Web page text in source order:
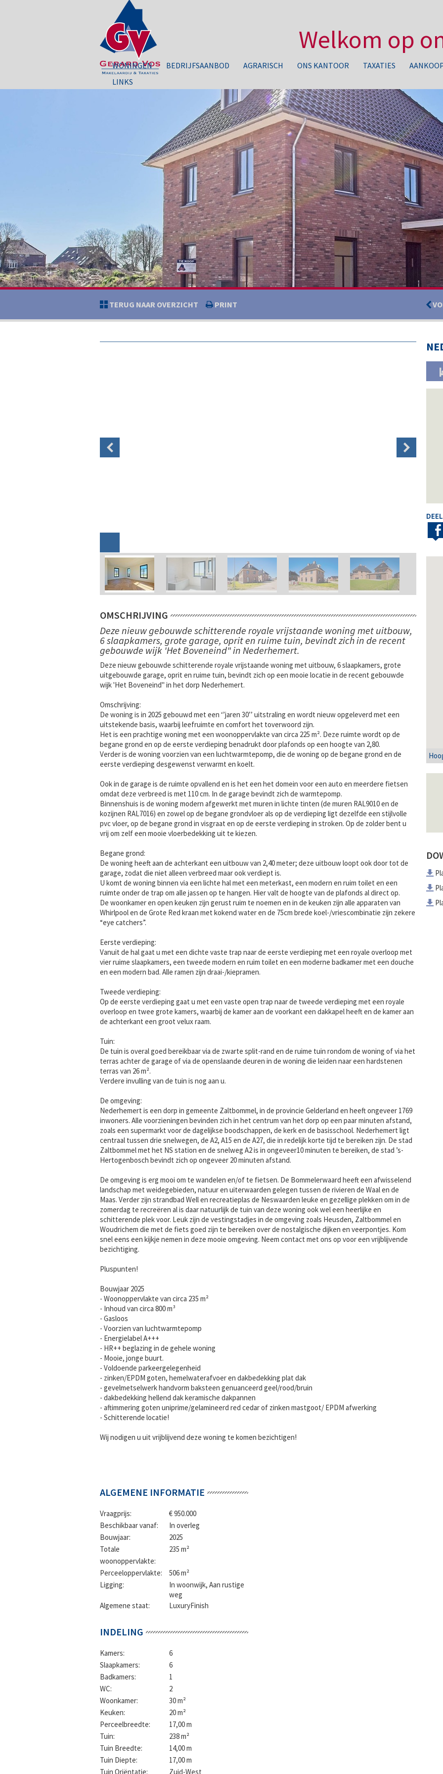
Welkom op
WONINGEN BEDRIJFSAANBOD AGRARISCH ONS KANTOOR TAXATIES
LINKS
TERUG NAAR OVERZICHT PRINT
OMSCHRIJVING
Deze nieuw gebouwde schitterende royale vrijstaande woning met uitbouw,
6 slaapkamers, grote garage, oprit en ruime tuin, bevindt zich in de recent
gebouwde wijk 'Het Boveneind" in Nederhemert.
Deze nieuw gebouwde schitterende royale vrijstaande woning met uitbouw, 6 slaapkamers, grote
uitgebouwde garage, oprit en ruime tuin, bevindt zich op een mooie locatie in de recent gebouwde
wijk 'Het Boveneind" in het dorp Nederhemert.
Omschrijving:
De woning is in 2025 gebouwd met een ‘’jaren 30’’ uitstraling en wordt nieuw opgeleverd met een
uitstekende basis, waarbij leefruimte en comfort het toverwoord zijn.
Het is een prachtige woning met een woonoppervlakte van circa 225 m². Deze ruimte wordt op de
begane grond en op de eerste verdieping benadrukt door plafonds op een hoogte van 2,80.
Verder is de woning voorzien van een luchtwarmtepomp, die de woning op de begane grond en de
eerste verdieping desgewenst verwarmt en koelt.
Ook in de garage is de ruimte opvallend en is het een het domein voor een auto en meerdere fietsen
omdat deze verbreed is met 110 cm. In de garage bevindt zich de warmtepomp.
Binnenshuis is de woning modern afgewerkt met muren in lichte tinten (de muren RAL9010 en de
kozijnen RAL7016) en zowel op de begane grondvloer als op de verdieping ligt dezelfde een stijlvolle
pvc vloer, op de begane grond in visgraat en op de eerste verdieping in stroken. Op de zolder bent u
vrij om zelf een mooie vloerbedekking uit te kiezen.
Begane grond:
De woning heeft aan de achterkant een uitbouw van 2,40 meter; deze uitbouw loopt ook door tot de
garage, zodat die niet alleen verbreed maar ook verdiept is.
U komt de woning binnen via een lichte hal met een meterkast, een modern en ruim toilet en een
ruimte onder de trap om alle jassen op te hangen. Hier valt de hoogte van de plafonds al direct op.
De woonkamer en open keuken zijn gerust ruim te noemen en in de keuken zijn alle apparaten van
Whirlpool en de Grote Red kraan met kokend water en de 75cm brede koel-/vriescombinatie zijn zekere
“eye catchers”.
Eerste verdieping:
Vanuit de hal gaat u met een dichte vaste trap naar de eerste verdieping met een royale overloop met
vier ruime slaapkamers, een tweede modern en ruim toilet en een moderne badkamer met een douche
en een modern bad. Alle ramen zijn draai-/kiepramen.
Tweede verdieping:
Op de eerste verdieping gaat u met een vaste open trap naar de tweede verdieping met een royale
overloop en twee grote kamers, waarbij de kamer aan de voorkant een dakkapel heeft en de kamer aan
de achterkant een groot velux raam.
Tuin:
De tuin is overal goed bereikbaar via de zwarte split-rand en de ruime tuin rondom de woning of via het
terras achter de garage of via de openslaande deuren in de woning die leiden naar een hardstenen
terras van 26 m².
Verdere invulling van de tuin is nog aan u.
De omgeving:
Nederhemert is een dorp in gemeente Zaltbommel, in de provincie Gelderland en heeft ongeveer 1769
inwoners. Alle voorzieningen bevinden zich in het centrum van het dorp op een paar minuten afstand,
zoals een supermarkt voor de dagelijkse boodschappen, de kerk en de basisschool. Nederhemert ligt
centraal tussen drie snelwegen, de A2, A15 en de A27, die in redelijk korte tijd te bereiken zijn. De stad
Zaltbommel met het NS station en de snelweg A2 is in ongeveer10 minuten te bereiken, de stad ’s-
Hertogenbosch bevindt zich op ongeveer 20 minuten afstand.
De omgeving is erg mooi om te wandelen en/of te fietsen. De Bommelerwaard heeft een afwisselend
landschap met weidegebieden, natuur en uiterwaarden gelegen tussen de rivieren de Waal en de
Maas. Verder zijn strandbad Well en recreatieplas de Neswaarden leuke en gezellige plekken om in de
zomerdag te recreëren al is daar natuurlijk de tuin van deze woning ook wel een heerlijke en
schitterende plek voor. Leuk zijn de vestingstadjes in de omgeving zoals Heusden, Zaltbommel en
Woudrichem die met de fiets goed zijn te bereiken over de nostalgische dijken en veerpontjes. Kom
snel eens een kijkje nemen in deze mooie omgeving. Neem contact met ons op voor een vrijblijvende
bezichtiging.
Pluspunten!
Bouwjaar 2025
- Woonoppervlakte van circa 235 m²
- Inhoud van circa 800 m³
- Gasloos
- Voorzien van luchtwarmtepomp
- Energielabel A+++
- HR++ beglazing in de gehele woning
- Mooie, jonge buurt.
- Voldoende parkeergelegenheid
- zinken/EPDM goten, hemelwaterafvoer en dakbedekking plat dak
- gevelmetselwerk handvorm baksteen genuanceerd geel/rood/bruin
- dakbedekking hellend dak keramische dakpannen
- aftimmering goten uniprime/gelamineerd red cedar of zinken mastgoot/ EPDM afwerking
- Schitterende locatie!
Wij nodigen u uit vrijblijvend deze woning te komen bezichtigen!
ALGEMENE INFORMATIE
Vraagprijs:
€ 950.000
Beschikbaar vanaf:
In overleg
Bouwjaar:
2025
Totale
woonoppervlakte:
235 m²
Perceeloppervlakte:
506 m²
Ligging:
In woonwijk, Aan rustige
weg
Algemene staat:
LuxuryFinish
INDELING
Kamers:
6
Slaapkamers:
6
Badkamers:
1
WC:
2
Woonkamer:
30 m²
Keuken:
20 m²
Perceelbreedte:
17,00 m
Tuin:
238 m²
Tuin Breedte:
14,00 m
Tuin Diepte:
17,00 m
Tuin Oriëntatie:
Zuid-West